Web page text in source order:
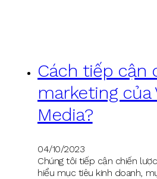
Cách tiếp cận
marketing của
Media?
04/10/2023
Chúng tôi tiếp cận chiến
hiểu mục tiêu kinh doanh,